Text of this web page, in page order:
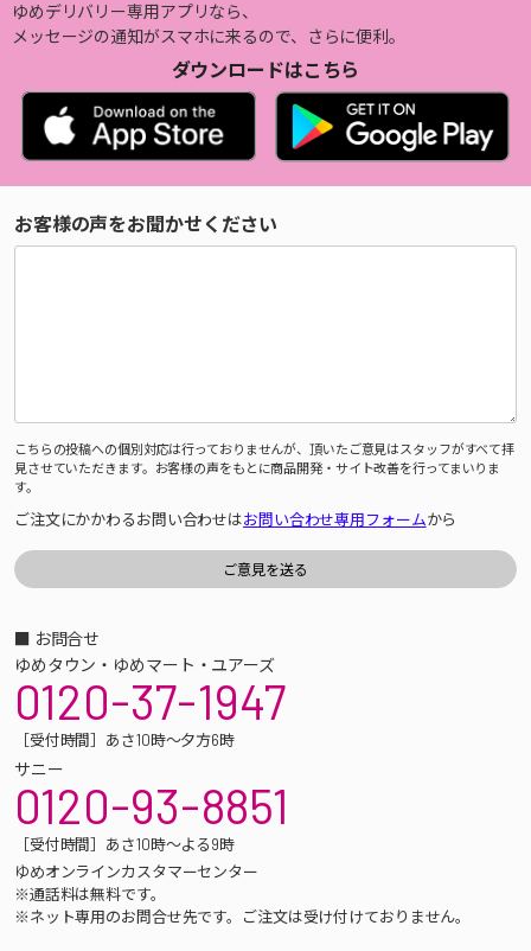
ゆめデリバリー専用アプリなら、
メッセージの通知がスマホに来るので、さらに便利。
ダウンロードはこちら
お客様の声をお聞かせください
こちらの投稿への個別対応は行っておりませんが、頂いたご意見はスタッフがすべて拝
見させていただきます。お客様の声をもとに商品開発・サイト改善を行ってまいりま
す。
ご注文にかかわるお問い合わせはお問い合わせ専用フォームから
■ お問合せ
ゆめタウン・ゆめマート・ユアーズ
0120-37-1947
［受付時間］あさ10時～夕方6時
サニー
0120-93-8851
［受付時間］あさ10時～よる9時
ゆめオンラインカスタマーセンター
※通話料は無料です。
※ネット専用のお問合せ先です。ご注文は受け付けておりません。